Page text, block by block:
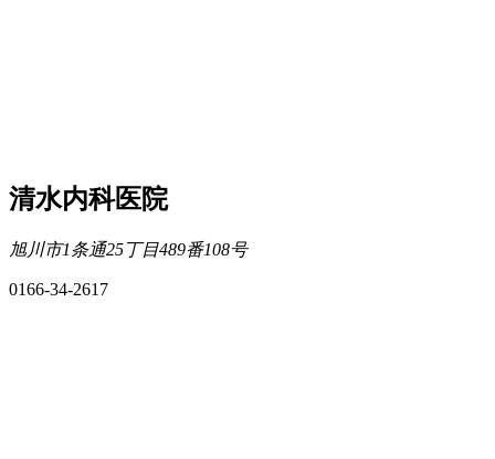
清水内科医院
旭川市1条通25丁目489番108号
0166-34-2617